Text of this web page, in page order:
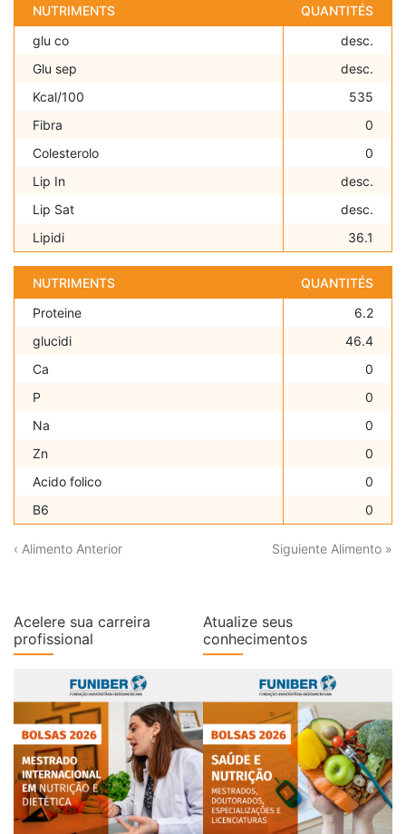
NUTRIMENTS
QUANTITÉS
glu co
desc.
Glu sep
desc.
Kcal/100
535
Fibra
0
Colesterolo
0
Lip In
desc.
Lip Sat
desc.
Lipidi
36.1
NUTRIMENTS
QUANTITÉS
Proteine
6.2
glucidi
46.4
Ca
0
P
0
Na
0
Zn
0
Acido folico
0
B6
0
‹ Alimento Anterior Siguiente Alimento »
Acelere sua carreira
profissional
Atualize seus
conhecimentos